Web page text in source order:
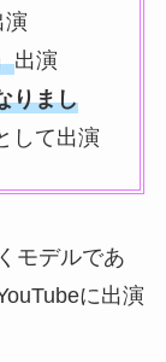
演
出演
りまし
して出演
モデルであ
に出演